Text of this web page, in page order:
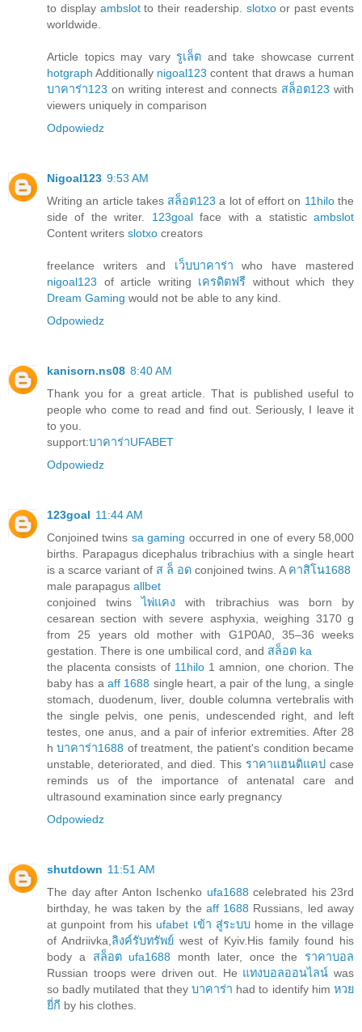
to display ambslotto their readership. slotxoor past events
worldwide.
Article topics may vary รูเล็ต and take showcase current
hotgraph Additionally nigoal123 content that draws a human
บาคาร่า123 on writing interest and connects สล็อต123 with
viewers uniquely in comparison
Odpowiedz
Nigoal123 9:53 AM
Writing an article takes สล็อต123 a lot of effort on 11hilothe
side of the writer. 123goalface with a statisticambslot
Content writers slotxo creators
freelance writers and เว็บบาคาร่า who have mastered
nigoal123 of article writing เครดิตฟรี without which they
Dream Gaming would not be able to any kind.
Odpowiedz
kanisorn.ns08 8:40 AM
Thank you for a great article. That is published useful to
people who come to read and find out. Seriously, I leave it
to you.
support:บาคาร่าUFABET
Odpowiedz
123goal 11:44 AM
Conjoined twins sa gaming occurred in one of every 58,000
births. Parapagus dicephalus tribrachius with a single heart
is a scarce variant of ส ล็ อด conjoined twins. A คาสิโน1688
male parapagus allbet
conjoined twinsไพ่แคง with tribrachius was born by
cesarean section with severe asphyxia, weighing 3170 g
from 25 years old mother with G1P0A0, 35–36 weeks
gestation. There is one umbilical cord, and สล็อต ka
the placenta consists of 11hilo1 amnion, one chorion. The
baby has a aff 1688 single heart, a pair of the lung, a single
stomach, duodenum, liver, double columna vertebralis with
the single pelvis, one penis, undescended right, and left
testes, one anus, and a pair of inferior extremities. After 28
hบาคาร่า1688 of treatment, the patient's condition became
unstable, deteriorated, and died. This ราคาแฮนดิแคป
case
reminds us of the importance of antenatal care and
ultrasound examination since early pregnancy
Odpowiedz
shutdown 11:51 AM
The day after Anton Ischenko ufa1688 celebrated his 23rd
birthday, he was taken by the aff 1688 Russians, led away
at gunpoint from his ufabet เข้า สู่ระบบhome in the village
of Andriivka, ลิงค์รับทรัพย์ west of Kyiv.His family found his
body a สล็อต ufa1688 month later, once the ราคาบอล
Russian troops were driven out. He แทงบอลออนไลน์ was
so badly mutilated that they บาคาร่า had to identify him หวย
ยี่กี by his clothes.